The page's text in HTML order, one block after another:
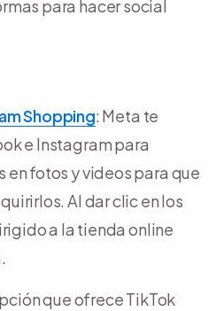
para hacer social
Shopping: Meta te
e Instagram para
fotos y videos para que
Al dar clic en los
a la tienda online
que ofrece TikTok